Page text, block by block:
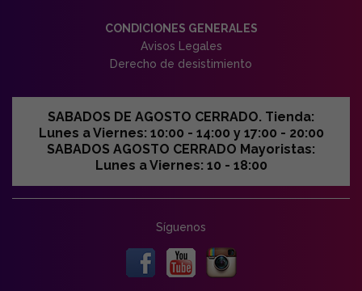
CONDICIONES GENERALES
Avisos Legales
Derecho de desistimiento
SABADOS DE AGOSTO CERRADO. Tienda:
Lunes a Viernes: 10:00 - 14:00 y 17:00 - 20:00
SABADOS AGOSTO CERRADO Mayoristas:
Lunes a Viernes: 10 - 18:00
Síguenos